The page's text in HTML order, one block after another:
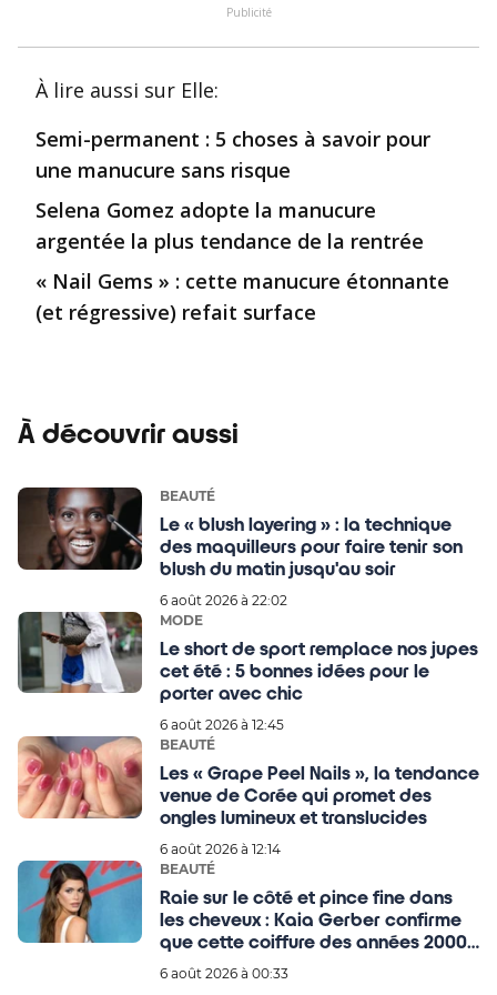
Publicité
À lire aussi sur Elle:
Semi-permanent : 5 choses à savoir pour
une manucure sans risque
Selena Gomez adopte la manucure
argentée la plus tendance de la rentrée
« Nail Gems » : cette manucure étonnante
(et régressive) refait surface
À découvrir aussi
BEAUTÉ
Le « blush layering » : la technique
des maquilleurs pour faire tenir son
blush du matin jusqu'au soir
6 août 2026 à 22:02
MODE
Le short de sport remplace nos jupes
cet été : 5 bonnes idées pour le
porter avec chic
6 août 2026 à 12:45
BEAUTÉ
Les « Grape Peel Nails », la tendance
venue de Corée qui promet des
ongles lumineux et translucides
6 août 2026 à 12:14
BEAUTÉ
Raie sur le côté et pince fine dans
les cheveux : Kaia Gerber confirme
que cette coiffure des années 2000
est toujours tendance
6 août 2026 à 00:33